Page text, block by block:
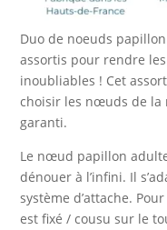
Duo de noeuds
assortis pour rendre
inoubliables ! Cet
choisir les nœuds de la
garanti.
Le nœud papillon
dénouer à l’infini. Il
système d’attache.
est fixé / cousu sur le